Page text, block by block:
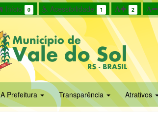
Início 0 Acessibilidade 1 2
A Prefeitura Transparência Atrativos